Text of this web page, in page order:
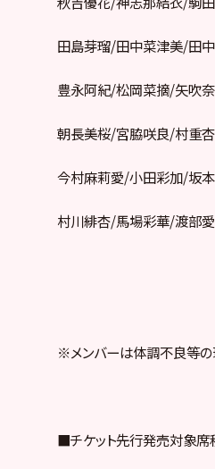
田島芽瑠/田中菜津美/田
豊永阿紀/松岡菜摘/矢吹
朝長美桜/宮脇咲良/村重
今村麻莉愛/小田彩加/坂
村川緋杏/馬場彩華/渡部
※メンバーは体調不良等の
■チケット先行発売対象席